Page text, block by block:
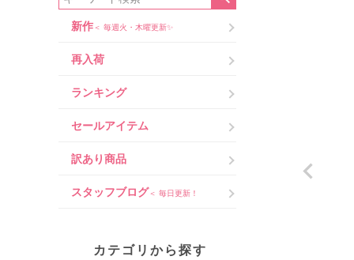
新作＜ 毎週火・木曜更新✨
再入荷
ランキング
セールアイテム
訳あり商品
スタッフブログ＜ 毎日更新！
カテゴリから探す